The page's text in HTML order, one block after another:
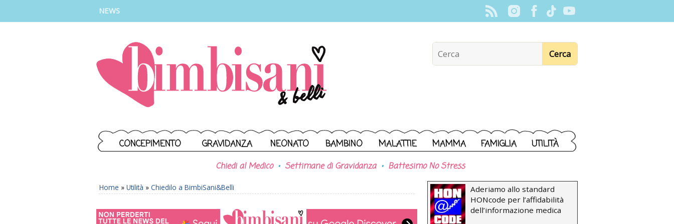
NEWS
CONCEPIMENTO GRAVIDANZA NEONATO BAMBINO MALATTIE MAMMA FAMIGLIA UTILITÀ
Chiedi al Medico Settimane di Gravidanza Battesimo No Stress
Home » Utilità » Chiedilo a BimbiSani&Belli
Aderiamo allo standard
HONcode per l’affidabilità
dell’informazione medica